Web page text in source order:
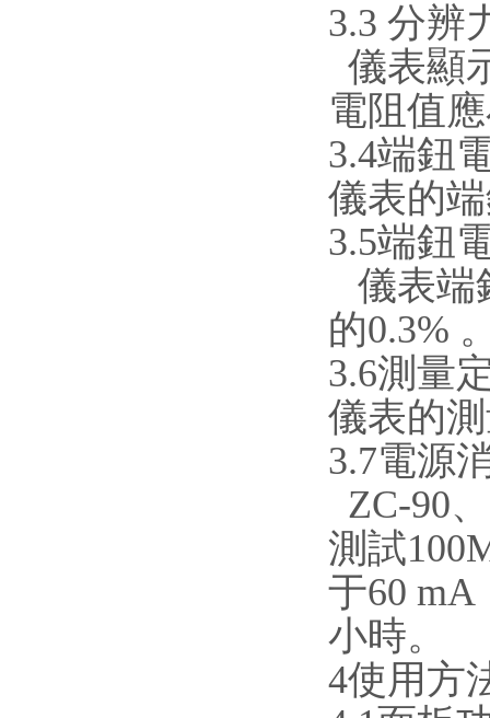
3.3 分辨
儀表顯
電阻值
3.4端鈕
儀表的
3.5端鈕
儀表端
的0.3%
3.6測量
儀表的
3.7電源
ZC-90
測試
于60 mA
小時。
4